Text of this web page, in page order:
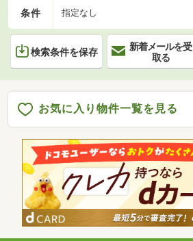
条件 指定なし
検索条件を保存
新着メールを受
取る
お気に入り物件一覧を見る